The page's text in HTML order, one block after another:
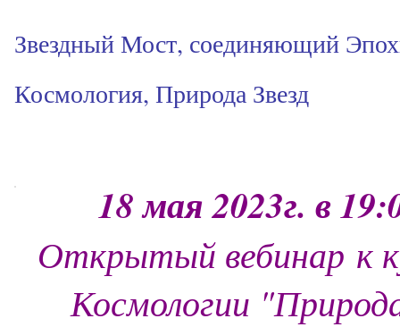
Звездный Мост, соединяющий
Космология, Природа Звезд
18 мая 2023г. в
Открытый вебинар к
Космологии